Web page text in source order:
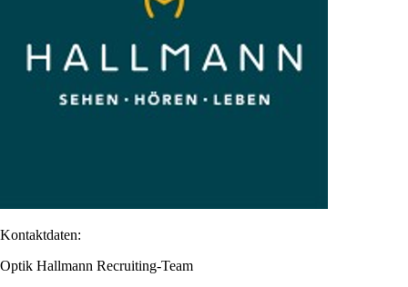
Kontaktdaten:
Optik Hallmann Recruiting-Team